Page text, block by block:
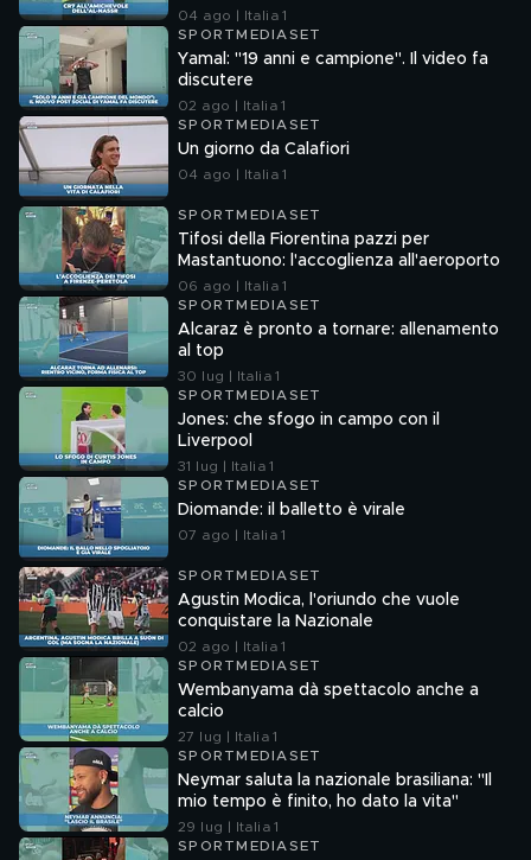
04 ago | Italia 1
SPORTMEDIASET
Yamal: "19 anni e campione". Il video fa
discutere
02 ago | Italia 1
SPORTMEDIASET
Un giorno da Calafiori
04 ago | Italia 1
SPORTMEDIASET
Tifosi della Fiorentina pazzi per
Mastantuono: l'accoglienza all'aeroporto
06 ago | Italia 1
SPORTMEDIASET
Alcaraz è pronto a tornare: allenamento
al top
30 lug | Italia 1
SPORTMEDIASET
Jones: che sfogo in campo con il
Liverpool
31 lug | Italia 1
SPORTMEDIASET
Diomande: il balletto è virale
07 ago | Italia 1
SPORTMEDIASET
Agustin Modica, l'oriundo che vuole
conquistare la Nazionale
02 ago | Italia 1
SPORTMEDIASET
Wembanyama dà spettacolo anche a
calcio
27 lug | Italia 1
SPORTMEDIASET
Neymar saluta la nazionale brasiliana: "Il
mio tempo è finito, ho dato la vita"
29 lug | Italia 1
SPORTMEDIASET